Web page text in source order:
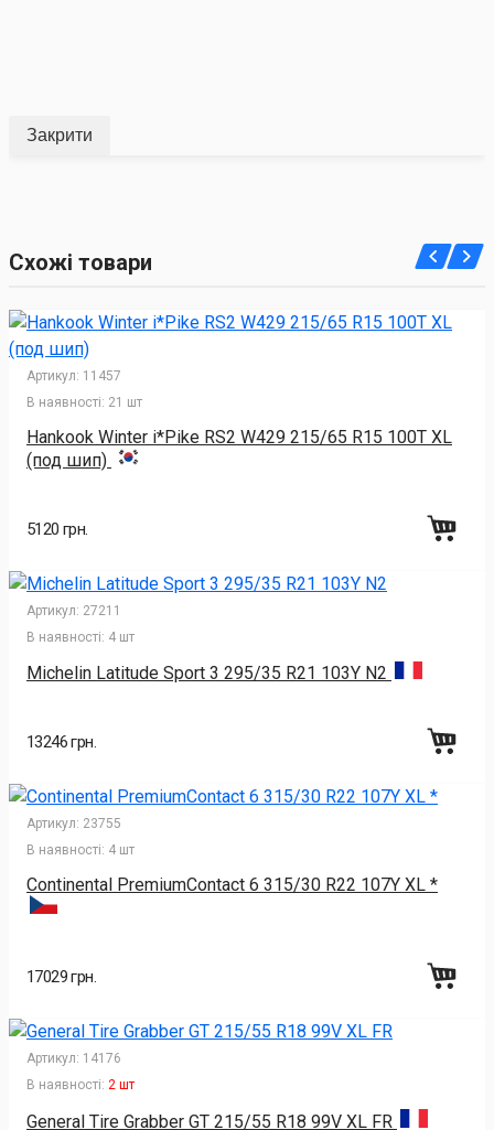
Закрити
Схожі товари
Артикул: 11457
В наявності: 21 шт
Hankook Winter i*Pike RS2 W429 215/65 R15 100T XL
(под шип)
5120 грн.
Артикул: 27211
В наявності: 4 шт
Michelin Latitude Sport 3 295/35 R21 103Y N2
13246 грн.
Артикул: 23755
В наявності: 4 шт
Continental PremiumContact 6 315/30 R22 107Y XL *
17029 грн.
Артикул: 14176
В наявності: 2 шт
General Tire Grabber GT 215/55 R18 99V XL FR